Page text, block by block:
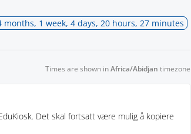
months, 1 week, 4 days, 20 hours, 27 minutes
Times are shown inAfrica/Abidjan timezone
Det skal fortsatt være mulig å kopiere